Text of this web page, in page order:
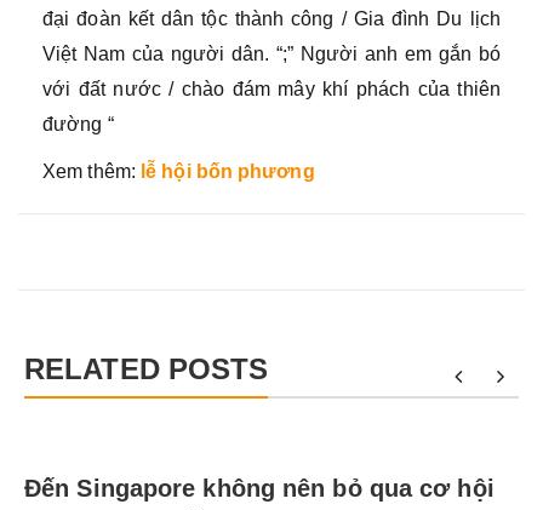
đại đoàn kết dân tộc thành công / Gia đình Du lịch
Việt Nam của người dân. “;” Người anh em gắn bó
với đất nước / chào đám mây khí phách của thiên
đường “
Xem thêm: lễ hội bốn phương
RELATED POSTS
Đến Singapore không nên bỏ qua cơ hội